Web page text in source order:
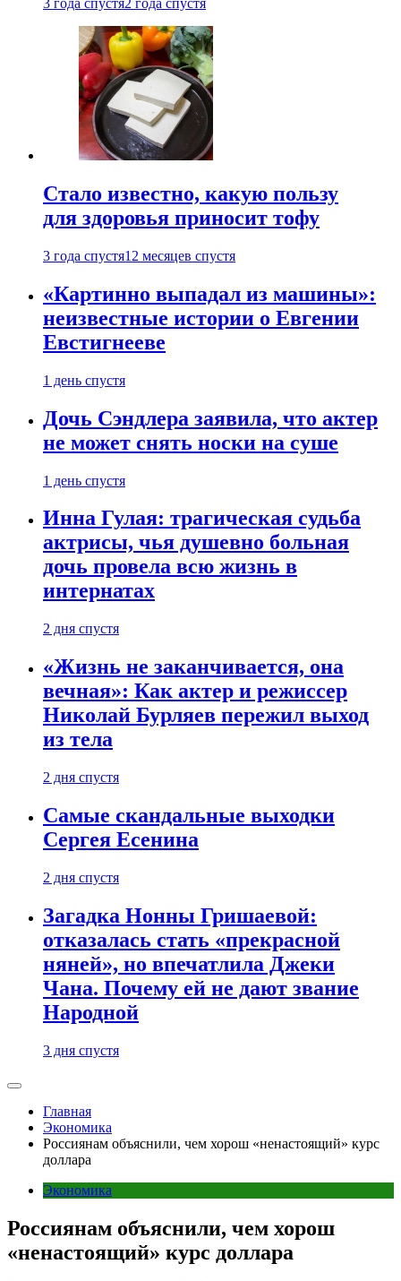
3 года спустя2 года спустя
Стало известно, какую пользу
для здоровья приносит тофу
3 года спустя12 месяцев спустя
«Картинно выпадал из машины»:
неизвестные истории о Евгении
Евстигнееве
1 день спустя
Дочь Сэндлера заявила, что актер
не может снять носки на суше
1 день спустя
Инна Гулая: трагическая судьба
актрисы, чья душевно больная
дочь провела всю жизнь в
интернатах
2 дня спустя
«Жизнь не заканчивается, она
вечная»: Как актер и режиссер
Николай Бурляев пережил выход
из тела
2 дня спустя
Самые скандальные выходки
Сергея Есенина
2 дня спустя
Загадка Нонны Гришаевой:
отказалась стать «прекрасной
няней», но впечатлила Джеки
Чана. Почему ей не дают звание
Народной
3 дня спустя
Главная
Экономика
Россиянам объяснили, чем хорош «ненастоящий» курс
доллара
Экономика
Россиянам объяснили, чем хорош
«ненастоящий» курс доллара